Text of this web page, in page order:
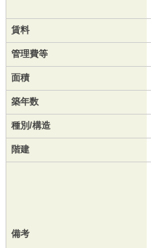
賃料
管理費等
面積
築年数
種別/構造
階建
備考